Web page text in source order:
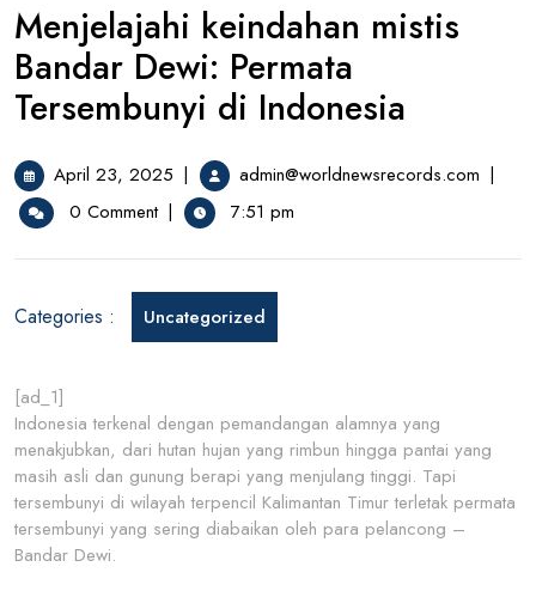
Menjelajahi keindahan mistis
Bandar Dewi: Permata
Tersembunyi di Indonesia
April 23, 2025 April
23,
2025
| admin@worldnewsrecords.com |
0 Comment | 7:51 pm
Categories : Uncategorized
[ad_1]
Indonesia terkenal dengan pemandangan alamnya yang
menakjubkan, dari hutan hujan yang rimbun hingga pantai yang
masih asli dan gunung berapi yang menjulang tinggi. Tapi
tersembunyi di wilayah terpencil Kalimantan Timur terletak permata
tersembunyi yang sering diabaikan oleh para pelancong –
Bandar Dewi.